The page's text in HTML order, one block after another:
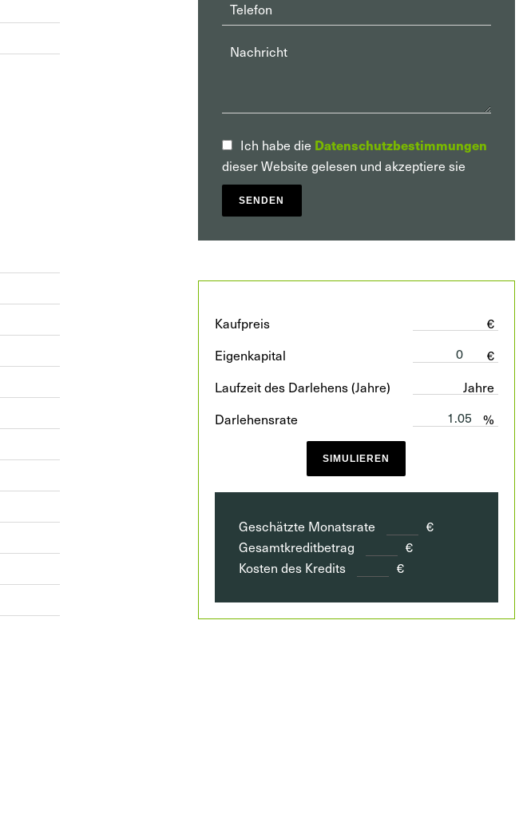
Ich habe die Datenschutzbestimmungen
dieser Website gelesen und akzeptiere sie
SENDEN
Kaufpreis
€
Eigenkapital
€
Laufzeit des Darlehens (Jahre)
Jahre
Darlehensrate
%
SIMULIEREN
Geschätzte Monatsrate
€
Gesamtkreditbetrag
€
Kosten des Kredits
€